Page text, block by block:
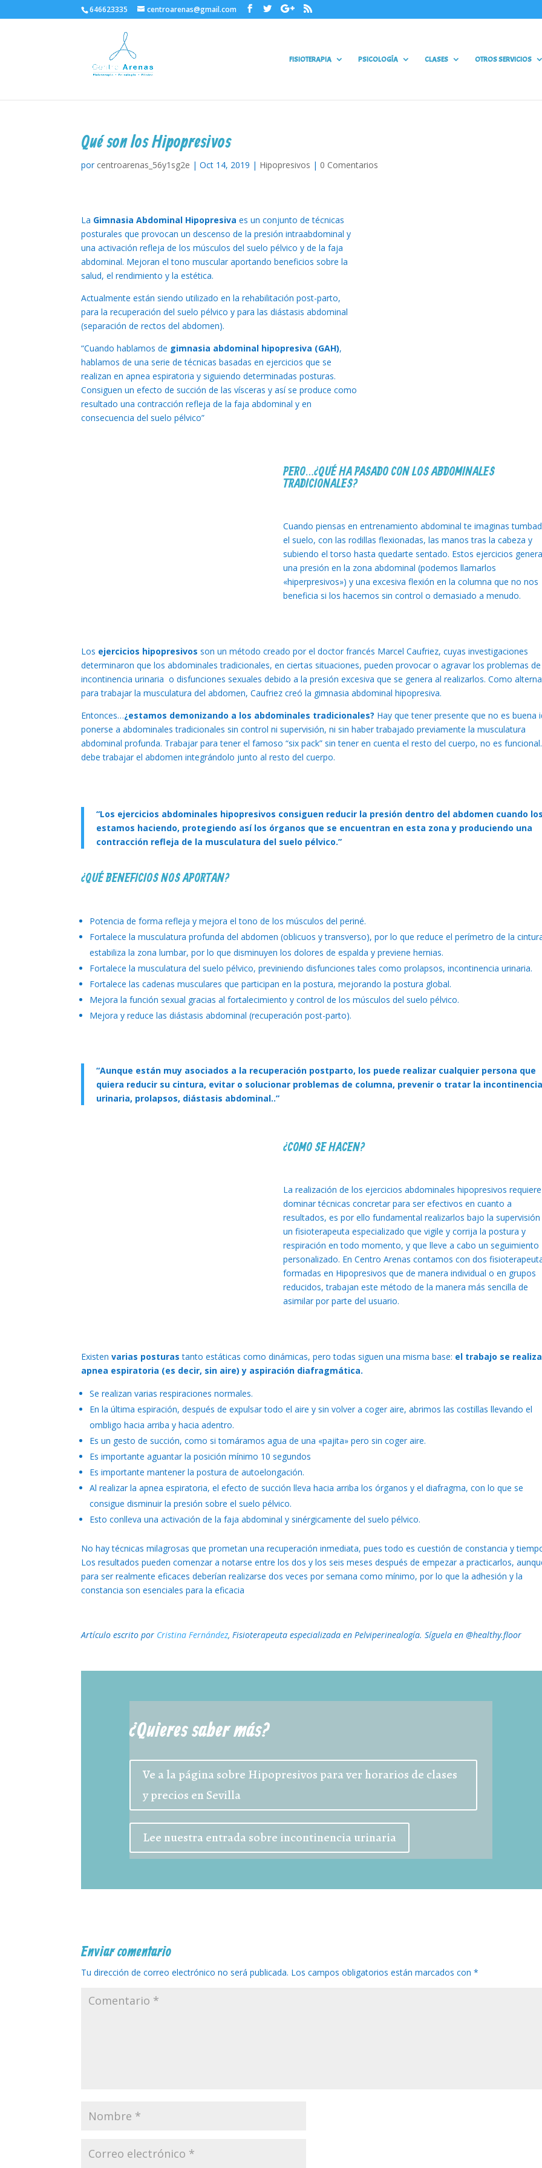
646623335 centroarenas@gmail.com
FISIOTERAPIA PSICOLOGÍA CLASES OTROS SERVICIOS
Qué son los Hipopresivos
por centroarenas_56y1sg2e |Oct 14, 2019 | Hipopresivos | 0 Comentarios
La Gimnasia Abdominal Hipopresiva es un conjunto de técnicas
posturales que provocan un descenso de la presión intraabdominal y
una activación refleja de los músculos del suelo pélvico y de la faja
abdominal. Mejoran el tono muscular aportando beneficios sobre la
salud, el rendimiento y la estética.
Actualmente están siendo utilizado en la rehabilitación post-parto,
para la recuperación del suelo pélvico y para las diástasis abdominal
(separación de rectos del abdomen).
“Cuando hablamos de gimnasia abdominal hipopresiva (GAH),
hablamos de una serie de técnicas basadas en ejercicios que se
realizan en apnea espiratoria y siguiendo determinadas posturas.
Consiguen un efecto de succión de las vísceras y así se produce como
resultado una contracción refleja de la faja abdominal y en
consecuencia del suelo pélvico”
PERO…¿QUÉ HA PASADO CON LOS ABDOMINALES
TRADICIONALES?
Cuando piensas en entrenamiento abdominal te imaginas
el suelo, con las rodillas flexionadas, las manos tras la cabeza y
subiendo el torso hasta quedarte sentado. Estos ejercicios
una presión en la zona abdominal (podemos llamarlos
«hiperpresivos») y una excesiva flexión en la columna que no nos
beneficia si los hacemos sin control o demasiado a menudo.
Los ejercicios hipopresivos son un método creado por el doctor francés Marcel Caufriez, cuyas investigaciones
determinaron que los abdominales tradicionales, en ciertas situaciones, pueden provocar o agravar los problemas de
incontinencia urinaria o disfunciones sexuales debido a la presión excesiva que se genera al realizarlos. Como
para trabajar la musculatura del abdomen, Caufriez creó la gimnasia abdominal hipopresiva.
Entonces…¿estamos demonizando a los abdominales tradicionales? Hay que tener presente que no es buena
ponerse a abdominales tradicionales sin control ni supervisión, ni sin haber trabajado previamente la musculatura
abdominal profunda. Trabajar para tener el famoso “six pack” sin tener en cuenta el resto del cuerpo, no es
debe trabajar el abdomen integrándolo junto al resto del cuerpo.
“Los ejercicios abdominales hipopresivos consiguen reducir la presión dentro del abdomen cuando los
estamos haciendo, protegiendo así los órganos que se encuentran en esta zona y produciendo una
contracción refleja de la musculatura del suelo pélvico.”
¿QUÉ BENEFICIOS NOS APORTAN?
Potencia de forma refleja y mejora el tono de los músculos del periné.
Fortalece la musculatura profunda del abdomen (oblicuos y transverso), por lo que reduce el perímetro de la
estabiliza la zona lumbar, por lo que disminuyen los dolores de espalda y previene hernias.
Fortalece la musculatura del suelo pélvico, previniendo disfunciones tales como prolapsos, incontinencia urinaria.
Fortalece las cadenas musculares que participan en la postura, mejorando la postura global.
Mejora la función sexual gracias al fortalecimiento y control de los músculos del suelo pélvico.
Mejora y reduce las diástasis abdominal (recuperación post-parto).
“Aunque están muy asociados a la recuperación postparto, los puede realizar cualquier persona que
quiera reducir su cintura, evitar o solucionar problemas de columna, prevenir o tratar la incontinencia
urinaria, prolapsos, diástasis abdominal..”
¿COMO SE HACEN?
La realización de los ejercicios abdominales hipopresivos requiere
dominar técnicas concretar para ser efectivos en cuanto a
resultados, es por ello fundamental realizarlos bajo la supervisión
un fisioterapeuta especializado que vigile y corrija la postura y
respiración en todo momento, y que lleve a cabo un seguimiento
personalizado. En Centro Arenas contamos con dos
formadas en Hipopresivos que de manera individual o en grupos
reducidos, trabajan este método de la manera más sencilla de
asimilar por parte del usuario.
Existenvarias posturas tanto estáticas como dinámicas, pero todas siguen una misma base: el trabajo se
apnea espiratoria (es decir, sin aire) y aspiración diafragmática.
Se realizan varias respiraciones normales.
En la última espiración, después de expulsar todo el aire y sin volver a coger aire, abrimos las costillas llevando el
ombligo hacia arriba y hacia adentro.
Es un gesto de succión, como si tomáramos agua de una «pajita» pero sin coger aire.
Es importante aguantar la posición mínimo 10 segundos
Es importante mantener la postura de autoelongación.
Al realizar la apnea espiratoria, el efecto de succión lleva hacia arriba los órganos y el diafragma, con lo que se
consigue disminuir la presión sobre el suelo pélvico.
Esto conlleva una activación de la faja abdominal y sinérgicamente del suelo pélvico.
No hay técnicas milagrosas que prometan una recuperación inmediata, pues todo es cuestión de constancia y
Los resultados pueden comenzar a notarse entre los dos y los seis meses después de empezar a practicarlos,
para ser realmente eficaces deberían realizarse dos veces por semana como mínimo, por lo que la adhesión y la
constancia son esenciales para la eficacia
Artículo escrito por Cristina Fernández, Fisioterapeuta especializada en Pelviperinealogía. Síguela en @healthy.floor
¿Quieres saber más?
Ve a la página sobre Hipopresivos para ver horarios de clases
y precios en Sevilla
Lee nuestra entrada sobre incontinencia urinaria
Enviar comentario
Tu dirección de correo electrónico no será publicada. Los campos obligatorios están marcados con*